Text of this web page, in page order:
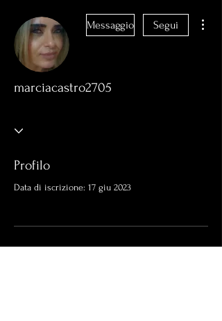
Messaggio Segui
marciacastro2705
Profilo
Data di iscrizione: 17 giu 2023